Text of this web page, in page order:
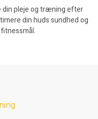
din pleje og træning efter
din huds sundhed og